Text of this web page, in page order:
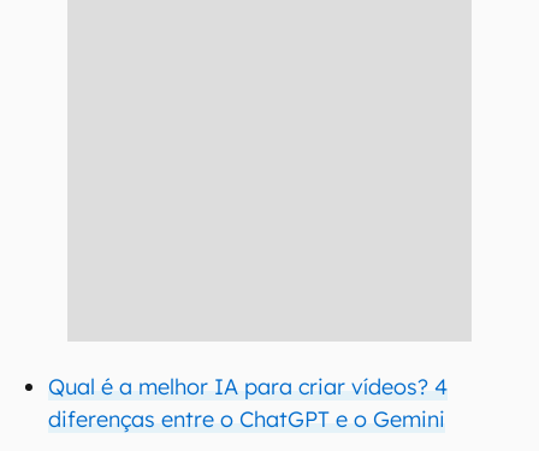
Qual é a melhor IA para criar vídeos? 4
diferenças entre o ChatGPT e o Gemini